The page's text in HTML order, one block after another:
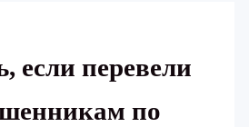
если перевели
по